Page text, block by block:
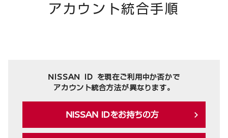
アカウント統合手順
NISSAN ID を現在ご利用中か否かで
アカウント統合方法が異なります。
NISSAN IDをお持ちの方